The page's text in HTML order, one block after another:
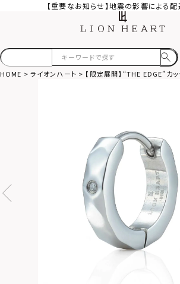
【重要なお知らせ】地震の影響による
HOME ライオンハート 【限定展開】“THE EDGE”カ